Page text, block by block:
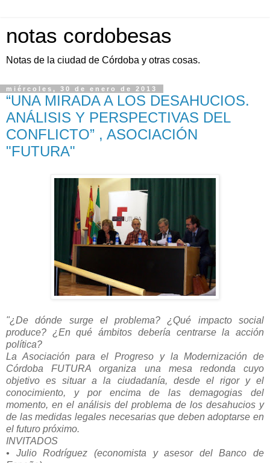
notas cordobesas
Notas de la ciudad de Córdoba y otras cosas.
miércoles, 30 de enero de 2013
“UNA MIRADA A LOS DESAHUCIOS.
ANÁLISIS Y PERSPECTIVAS DEL
CONFLICTO” , ASOCIACIÓN
"FUTURA"
"¿De dónde surge el problema? ¿Qué impacto social
produce? ¿En qué ámbitos debería centrarse la acción
política?
La Asociación para el Progreso y la Modernización de
Córdoba FUTURA organiza una mesa redonda cuyo
objetivo es situar a la ciudadanía, desde el rigor y el
conocimiento, y por encima de las demagogias del
momento, en el análisis del problema de los desahucios y
de las medidas legales necesarias que deben adoptarse en
el futuro próximo.
INVITADOS
• Julio Rodríguez (economista y asesor del Banco de